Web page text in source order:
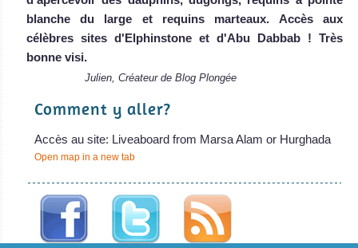
Soul
Le MY Seawolf
de Croisière
blanche du large et requins marteaux. Accès aux
célèbres sites d'Elphinstone et d'Abu Dabbab ! Très
bonne visi.
Julien, Créateur de Blog Plongée
Comment y aller?
Accès au site: Liveaboard from Marsa Alam or Hurghada
Open map in a new tab